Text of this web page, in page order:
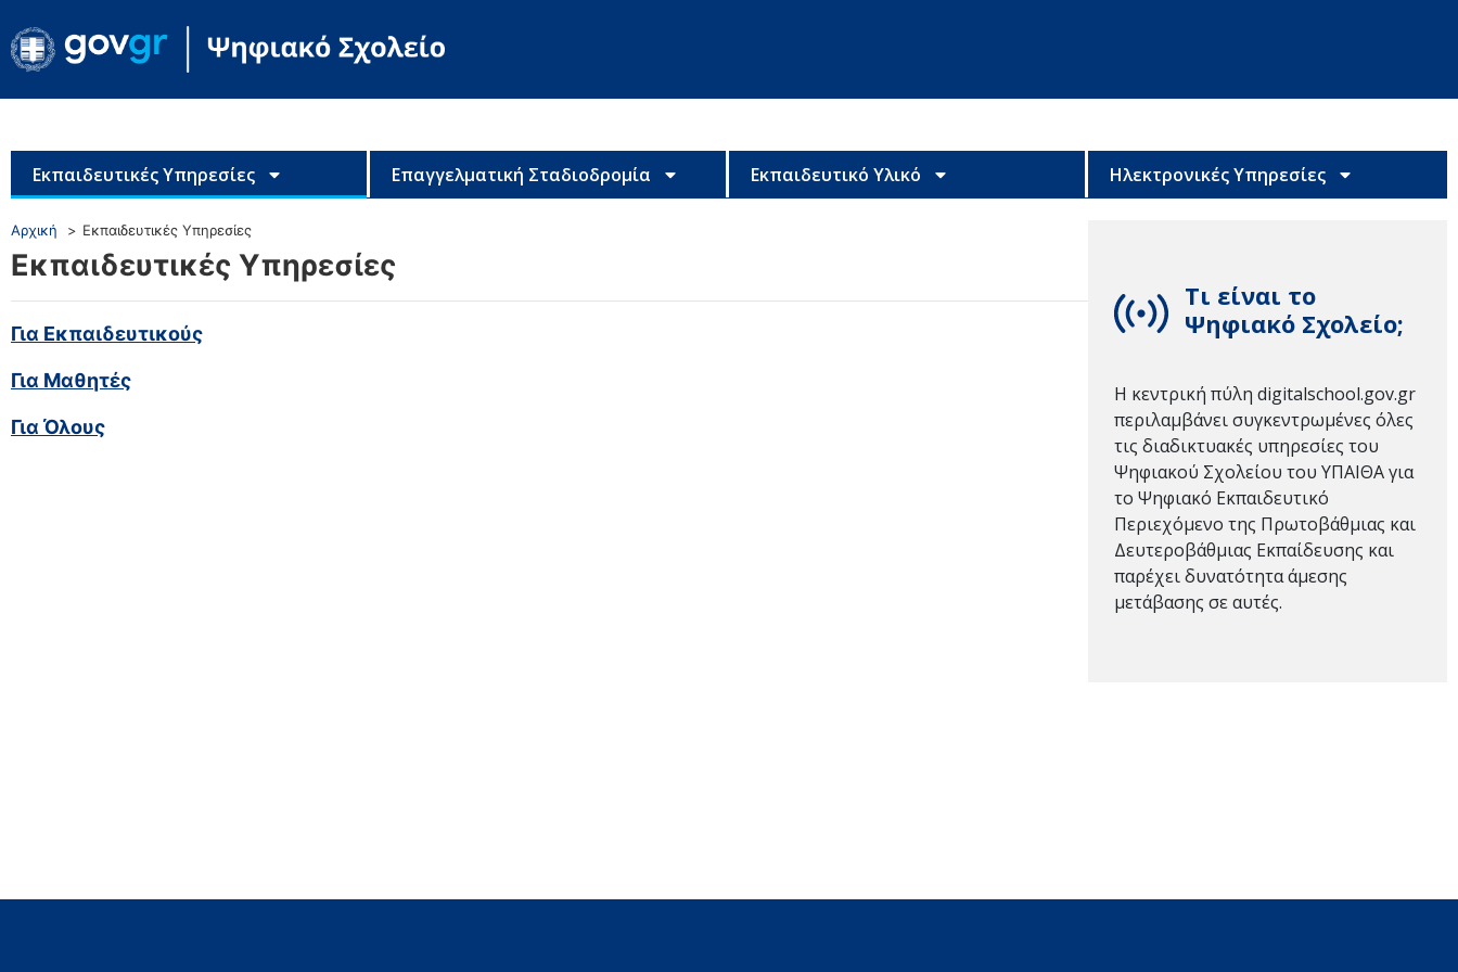
Εκπαιδευτικές Υπηρεσίες Επαγγελματική Σταδιοδρομία Εκπαιδευτικό Υλικό Ηλεκτρονικές Υπηρεσίες
Αρχική Εκπαιδευτικές Υπηρεσίες
Εκπαιδευτικές Υπηρεσίες
Για Εκπαιδευτικούς
Για Μαθητές
Για Όλους
Τι είναι το
Ψηφιακό Σχολείο;
Η κεντρική πύλη digitalschool.gov.gr
περιλαμβάνει συγκεντρωμένες όλες
τις διαδικτυακές υπηρεσίες του
Ψηφιακού Σχολείου του ΥΠΑΙΘΑ για
το Ψηφιακό Εκπαιδευτικό
Περιεχόμενο της Πρωτοβάθμιας και
Δευτεροβάθμιας Εκπαίδευσης και
παρέχει δυνατότητα άμεσης
μετάβασης σε αυτές.